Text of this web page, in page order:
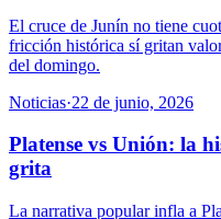
El cruce de Junín no tiene
fricción histórica sí gritan
del domingo.
Noticias·22 de junio, 2026
Platense vs Unión: la
grita
La narrativa popular infla a